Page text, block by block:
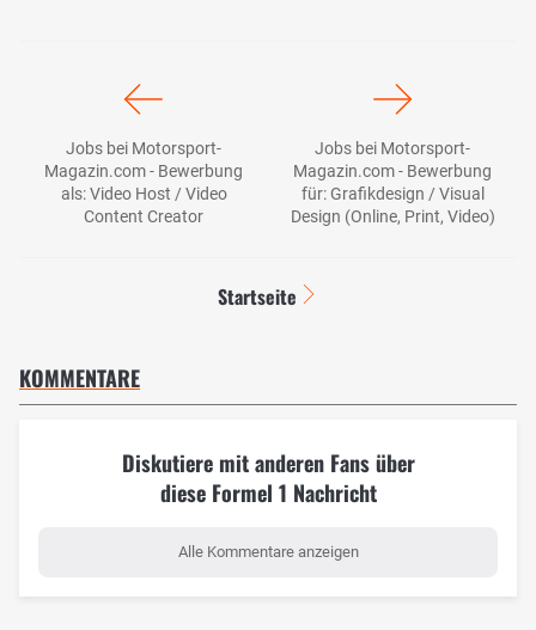
Jobs bei Motorsport-
Magazin.com - Bewerbung
als: Video Host / Video
Content Creator
Jobs bei Motorsport-
Magazin.com - Bewerbung
für: Grafikdesign / Visual
Design (Online, Print, Video)
Startseite
KOMMENTARE
Diskutiere mit anderen Fans über
diese Formel 1 Nachricht
Alle Kommentare anzeigen